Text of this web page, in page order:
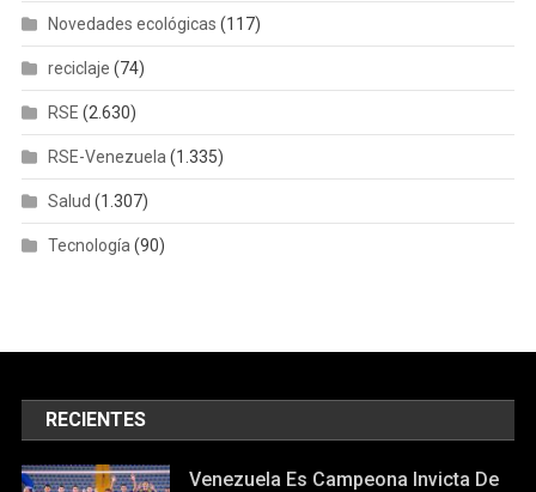
Novedades ecológicas (117)
reciclaje (74)
RSE (2.630)
RSE-Venezuela (1.335)
Salud (1.307)
Tecnología (90)
RECIENTES
Venezuela Es Campeona Invicta De